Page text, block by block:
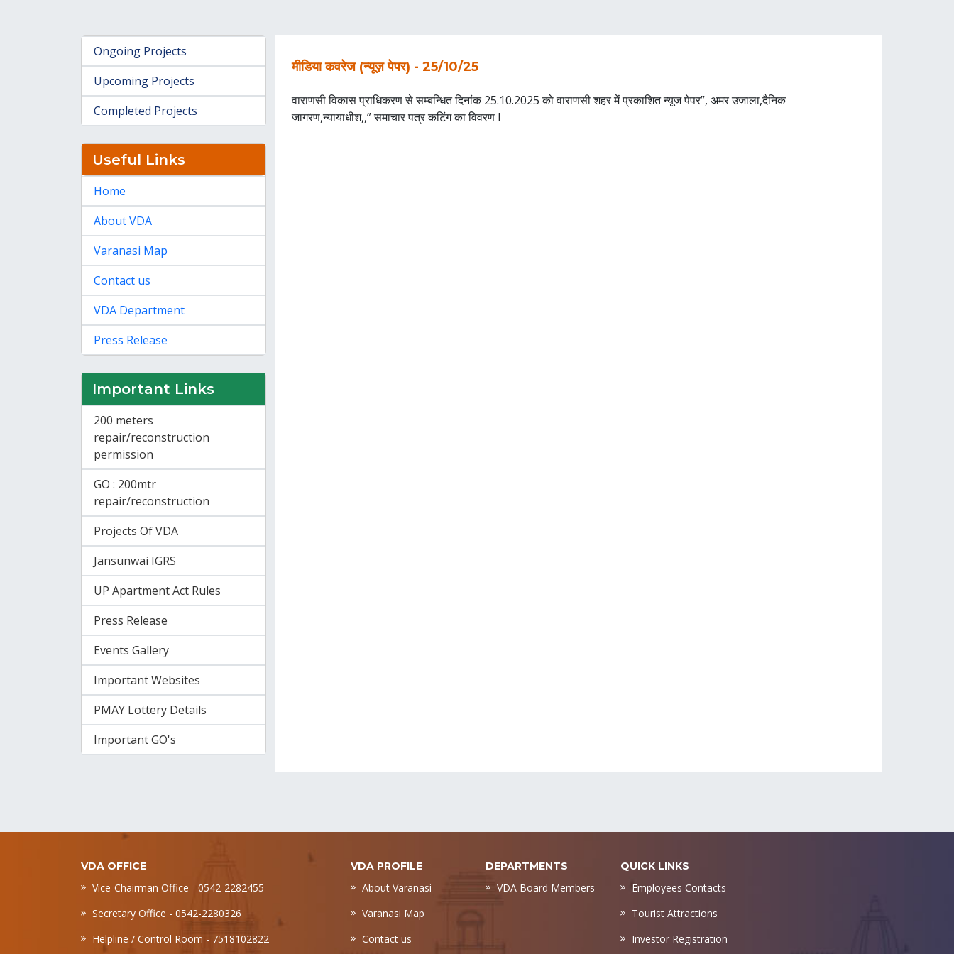
मीडिया कवरेज (न्यूज़ पेपर) - 25/10/25
वाराणसी विकास प्राधिकरण से सम्बन्धित दिनांक 25.10.2025 को वाराणसी शहर में प्रकाशित न्यूज पेपर”, अमर उजाला,दैनिक
जागरण,न्यायाधीश,,” समाचार पत्र कटिंग का विवरण I
Ongoing Projects
Upcoming Projects
Completed Projects
Useful Links
Home
About VDA
Varanasi Map
Contact us
VDA Department
Press Release
Important Links
200 meters
repair/reconstruction
permission
GO : 200mtr
repair/reconstruction
Projects Of VDA
Jansunwai IGRS
UP Apartment Act Rules
Press Release
Events Gallery
Important Websites
PMAY Lottery Details
Important GO's
VDA OFFICE
Vice-Chairman Office - 0542-2282455
Secretary Office - 0542-2280326
Helpline / Control Room - 7518102822
VDA PROFILE
About Varanasi
Varanasi Map
Contact us
DEPARTMENTS
VDA Board Members
QUICK LINKS
Employees Contacts
Tourist Attractions
Investor Registration